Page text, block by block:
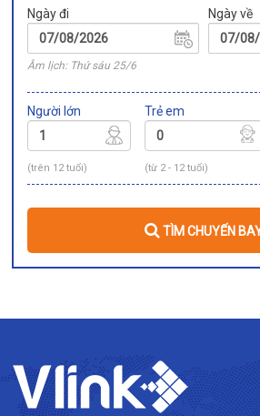
Ngày đi
Âm lịch: Thứ sáu 25/6
Ngày về
Người lớn
(trên 12 tuổi)
Trẻ em
(từ 2 - 12 tuổi)
TÌM CHUYẾN